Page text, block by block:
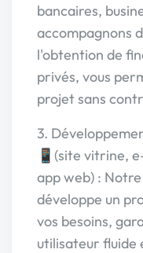
bancaires,
accompagnons
l'obtention de
privés, vous
projet sans
3.
📱(site vitrine,
app web) :
développe un
vos besoins,
utilisateur fluide